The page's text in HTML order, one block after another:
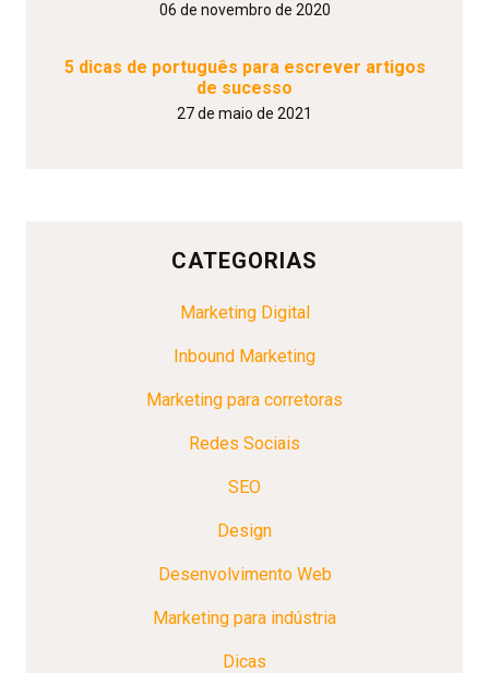
06 de novembro de 2020
5 dicas de português para escrever artigos
de sucesso
27 de maio de 2021
CATEGORIAS
Marketing Digital
Inbound Marketing
Marketing para corretoras
Redes Sociais
SEO
Design
Desenvolvimento Web
Marketing para indústria
Dicas